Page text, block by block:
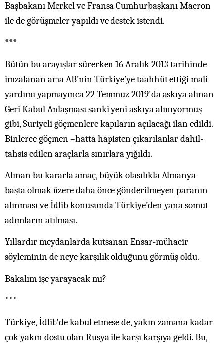
Başbakanı Merkel ve Fransa Cumhurbaşkanı Macron
ile de görüşmeler yapıldı ve destek istendi.
***
Bütün bu arayışlar sürerken 16 Aralık 2013 tarihinde
imzalanan ama AB’nin Türkiye’ye taahhüt ettiği mali
yardımı yapmayınca 22 Temmuz 2019'da askıya alınan
Geri Kabul Anlaşması sanki yeni askıya alınıyormuş
gibi, Suriyeli göçmenlere kapıların açılacağı ilan edildi.
Binlerce göçmen –hatta hapisten çıkarılanlar dahil-
tahsis edilen araçlarla sınırlara yığıldı.
Alınan bu kararla amaç, büyük olasılıkla Almanya
başta olmak üzere daha önce gönderilmeyen paranın
alınması ve İdlib konusunda Türkiye’den yana somut
adımların atılması.
Yıllardır meydanlarda kutsanan Ensar-mühacir
söyleminin de neye karşılık olduğunu görmüş oldu.
Bakalım işe yarayacak mı?
***
Türkiye, İdlib'de kabul etmese de, yakın zamana kadar
çok yakın dostu olan Rusya ile karşı karşıya geldi. Bu,